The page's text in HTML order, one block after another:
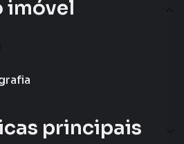
imóvel
principais